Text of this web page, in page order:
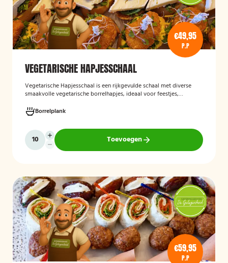
€49,95
P.P
VEGETARISCHE HAPJESSCHAAL
Vegetarische Hapjesschaal is een rijkgevulde schaal met diverse
smaakvolle vegetarische borrelhapjes, ideaal voor feestjes,
een gevarieerde selectie van vegetarische lekkernijen die direct
klaar zijn om te serveren en geschikt zijn voor gasten die bewust of
volledig vegetarisch eten.
Borrelplank
Toevoegen
€59,95
P.P